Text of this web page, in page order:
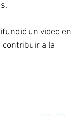
un video en
contribuir a la